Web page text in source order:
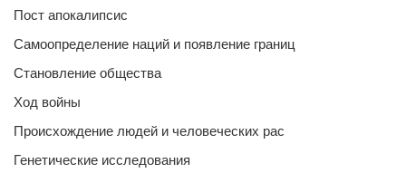
Пост апокалипсис
Самоопределение наций и появление границ
Становление общества
Ход войны
Происхождение людей и человеческих рас
Генетические исследования